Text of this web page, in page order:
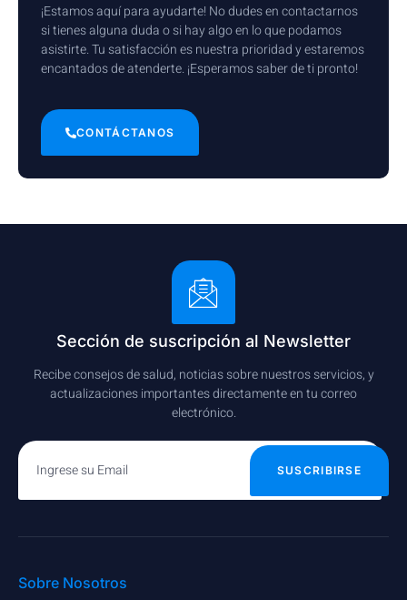
¡Estamos aquí para ayudarte! No dudes en contactarnos
si tienes alguna duda o si hay algo en lo que podamos
asistirte. Tu satisfacción es nuestra prioridad y estaremos
encantados de atenderte. ¡Esperamos saber de ti pronto!
CONTÁCTANOS
Sección de suscripción al Newsletter
Recibe consejos de salud, noticias sobre nuestros servicios, y
actualizaciones importantes directamente en tu correo
electrónico.
SUSCRIBIRSE
Sobre Nosotros